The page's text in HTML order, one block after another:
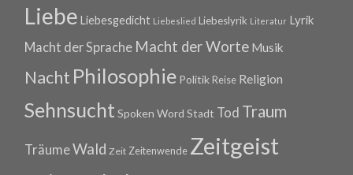
Liebe Liebesgedicht Liebeslied Liebeslyrik Literatur Lyrik
Macht der Sprache Macht der Worte Musik
Nacht Philosophie Politik Reise Religion
Sehnsucht Spoken Word Stadt Tod Traum
TräumeWald Zeit Zeitenwende Zeitgeist